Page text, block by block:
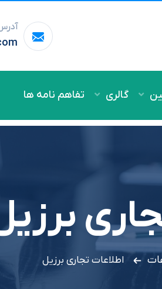
گالری تفاهم نامه ها
اطلاعات تجاري برزيل